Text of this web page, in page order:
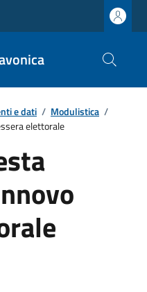
e dati / Modulistica /
elettorale